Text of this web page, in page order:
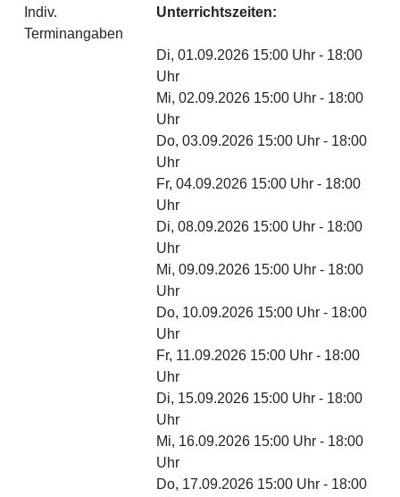
Indiv.
Terminangaben
Unterrichtszeiten:
Di, 01.09.2026 15:00 Uhr - 18:00
Uhr
Mi, 02.09.2026 15:00 Uhr - 18:00
Uhr
Do, 03.09.2026 15:00 Uhr - 18:00
Uhr
Fr, 04.09.2026 15:00 Uhr - 18:00
Uhr
Di, 08.09.2026 15:00 Uhr - 18:00
Uhr
Mi, 09.09.2026 15:00 Uhr - 18:00
Uhr
Do, 10.09.2026 15:00 Uhr - 18:00
Uhr
Fr, 11.09.2026 15:00 Uhr - 18:00
Uhr
Di, 15.09.2026 15:00 Uhr - 18:00
Uhr
Mi, 16.09.2026 15:00 Uhr - 18:00
Uhr
Do, 17.09.2026 15:00 Uhr - 18:00